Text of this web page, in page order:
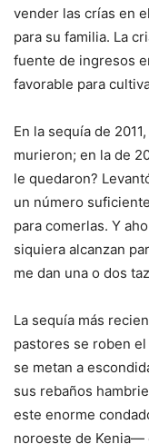
vender las crías en
para su familia. La
fuente de ingresos
favorable para
En la sequía de
murieron; en la de
le quedaron?
un número
para comerlas. Y
siquiera alcanzan
me dan una o dos
La sequía más
pastores se roben
se metan a
sus rebaños
este enorme
noroeste de Kenia—